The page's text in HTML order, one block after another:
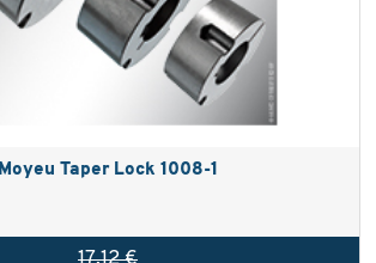
Moyeu Taper Lock 1008-1
17,12 €